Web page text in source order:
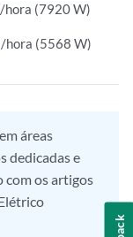
hora (7920 W)
hora (5568 W)
áreas
dedicadas e
com os artigos